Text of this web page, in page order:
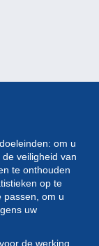
om u
veiligheid van
te onthouden
op te
passen, om u
uw
de werking